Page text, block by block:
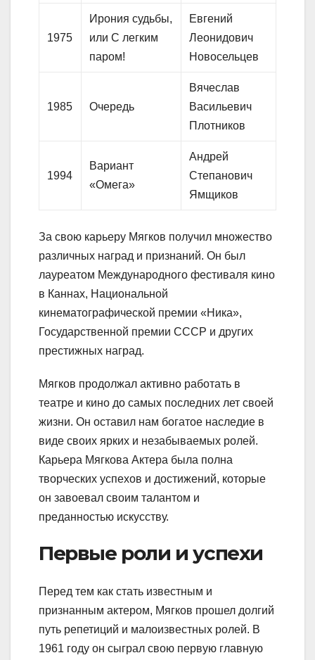
1975
Ирония судьбы,
или С легким
паром!
Евгений
Леонидович
Новосельцев
1985 Очередь
Вячеслав
Васильевич
Плотников
1994
Вариант
«Омега»
Андрей
Степанович
Ямщиков
За свою карьеру Мягков получил множество
различных наград и признаний. Он был
лауреатом Международного фестиваля кино
в Каннах, Национальной
кинематографической премии «Ника»,
Государственной премии СССР и других
престижных наград.
Мягков продолжал активно работать в
театре и кино до самых последних лет своей
жизни. Он оставил нам богатое наследие в
виде своих ярких и незабываемых ролей.
Карьера Мягкова Актера была полна
творческих успехов и достижений, которые
он завоевал своим талантом и
преданностью искусству.
Первые роли и успехи
Перед тем как стать известным и
признанным актером, Мягков прошел долгий
путь репетиций и малоизвестных ролей. В
1961 году он сыграл свою первую главную